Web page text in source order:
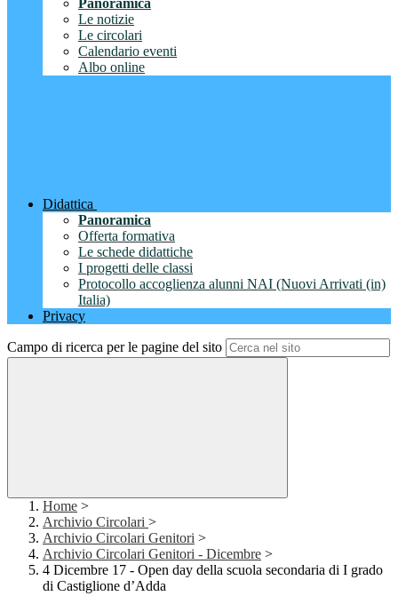
Panoramica
Le notizie
Le circolari
Calendario eventi
Albo online
Didattica
Panoramica
Offerta formativa
Le schede didattiche
I progetti delle classi
Protocollo accoglienza alunni NAI (Nuovi Arrivati (in)
Italia)
Privacy
Campo di ricerca per le pagine del sito
Home >
Archivio Circolari >
Archivio Circolari Genitori >
Archivio Circolari Genitori - Dicembre >
4 Dicembre 17 - Open day della scuola secondaria di I grado
di Castiglione d’Adda